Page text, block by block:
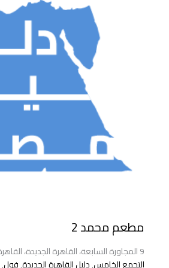
مطعم محمد 2
9 المجاورة السابعة، القاهرة الجديدة، القاهرة
التجمع الخامس,دليل القاهرة الجديدة,فول,